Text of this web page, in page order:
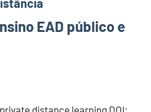
EAD público e
distance learning DOI: